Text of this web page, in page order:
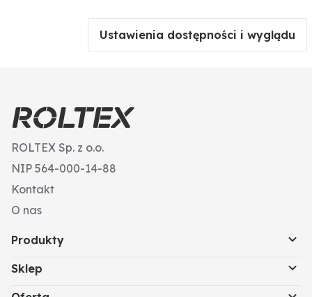
Ustawienia dostępności i wyglądu
ROLTEX Sp. z o.o.
NIP 564-000-14-88
Kontakt
O nas
Produkty
Sklep